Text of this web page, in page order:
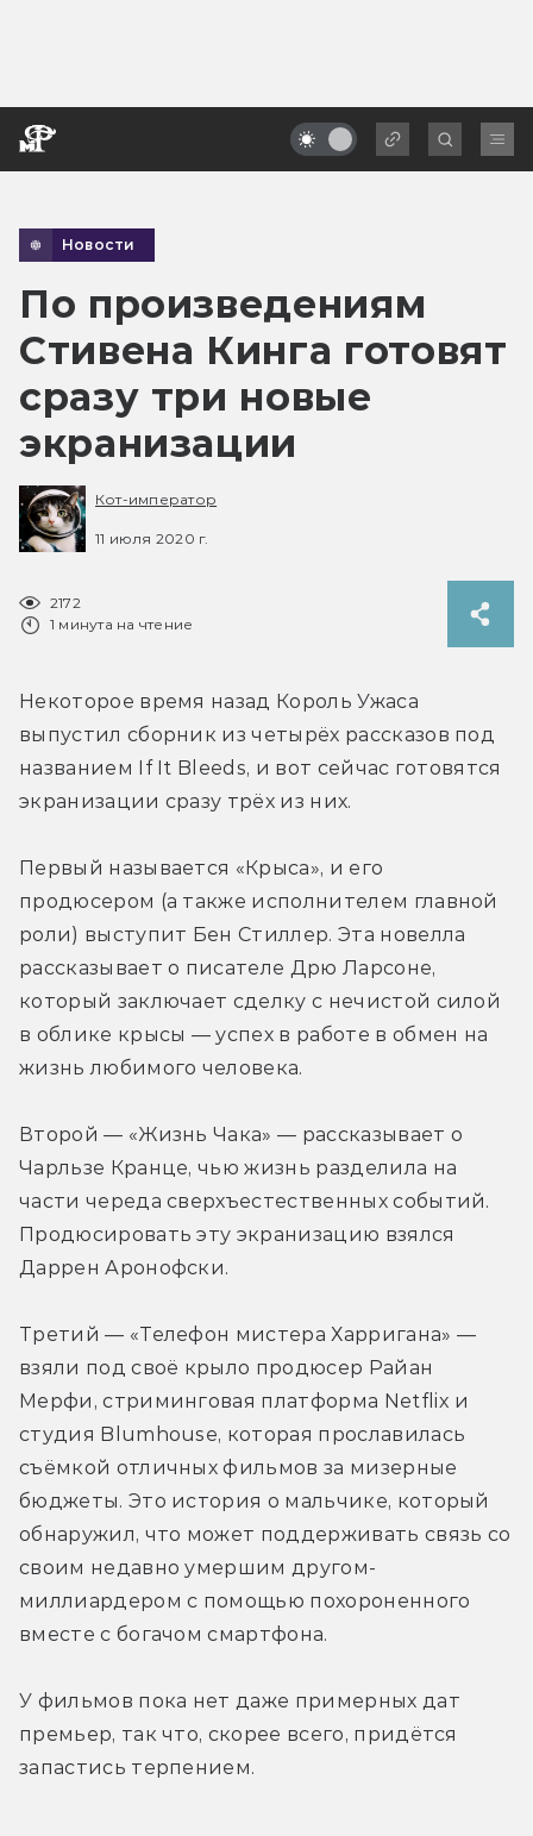
Новости
По произведениям
Стивена Кинга готовят
сразу три новые
экранизации
Кот-император
11 июля 2020 г.
2172
1 минута на чтение
Некоторое время назад Король Ужаса
выпустил сборник из четырёх рассказов под
названием If It Bleeds, и вот сейчас готовятся
экранизации сразу трёх из них.
Первый называется «Крыса», и его
продюсером (а также исполнителем главной
роли) выступит Бен Стиллер. Эта новелла
рассказывает о писателе Дрю Ларсоне,
который заключает сделку с нечистой силой
в облике крысы — успех в работе в обмен на
жизнь любимого человека.
Второй — «Жизнь Чака» — рассказывает о
Чарльзе Кранце, чью жизнь разделила на
части череда сверхъестественных событий.
Продюсировать эту экранизацию взялся
Даррен Аронофски.
Третий — «Телефон мистера Харригана» —
взяли под своё крыло продюсер Райан
Мерфи, стриминговая платформа Netflix и
студия Blumhouse, которая прославилась
съёмкой отличных фильмов за мизерные
бюджеты. Это история о мальчике, который
обнаружил, что может поддерживать связь со
своим недавно умершим другом-
миллиардером с помощью похороненного
вместе с богачом смартфона.
У фильмов пока нет даже примерных дат
премьер, так что, скорее всего, придётся
запастись терпением.